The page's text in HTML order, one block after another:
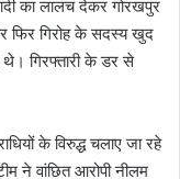
का लालच देकर गोरखपुर
फिर गिरोह के सदस्य खुद
गिरफ्तारी के डर से
के विरुद्ध चलाए जा रहे
ने वांछित आरोपी नीलम